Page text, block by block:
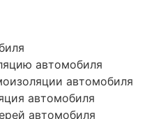
автомобиля
автомобиля
автомобиля
автомобиля